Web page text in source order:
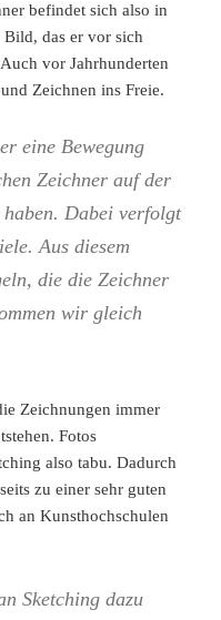
befindet sich also in
Bild, das er vor sich
vor Jahrhunderten
Zeichnen ins Freie.
eine Bewegung
Zeichner auf der
haben. Dabei verfolgt
Aus diesem
die die Zeichner
wir gleich
Zeichnungen immer
Fotos
also tabu. Dadurch
zu einer sehr guten
an Kunsthochschulen
Sketching dazu